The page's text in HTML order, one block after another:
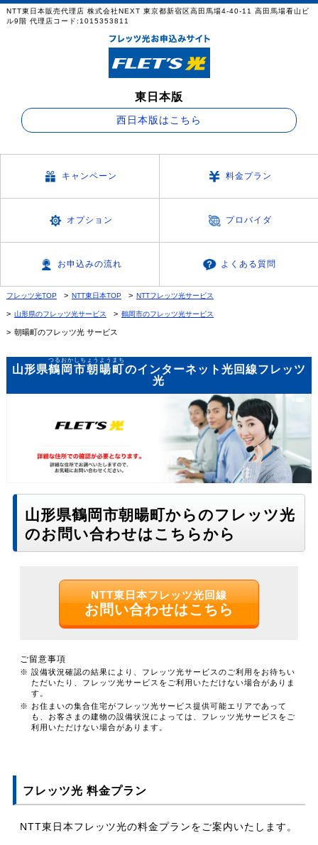
NTT東日本販売代理店 株式会社NEXT 東京都新宿区高田馬場4-40-11 高田馬場看山ビ
ル9階 代理店コード:1015353811
東日本版
西日本版はこちら
キャンペーン 料金プラン
オプション プロバイダ
お申込みの流れ よくある質問
フレッツ光TOP NTT東日本TOP NTTフレッツ光サービス
山形県のフレッツ光サービス 鶴岡市のフレッツ光サービス
朝暘町のフレッツ光 サービス
山形県鶴岡市朝暘町
つるおかしちょうようまち
のインターネット光回線フレッツ
光
山形県鶴岡市朝暘町からのフレッツ光
のお問い合わせはこちらから
NTT東日本フレッツ光回線
お問い合わせはこちら
ご留意事項
※ 設備状況確認の結果により、フレッツ光サービスのご利用をお待ちい
ただいたり、フレッツ光サービスをご利用いただけない場合がありま
す。
※ お住まいの集合住宅がフレッツ光サービス提供可能エリアであって
も、お客さまの建物の設備状況によっては、フレッツ光サービスをご
利用いただけない場合があります。
フレッツ光 料金プラン
NTT東日本フレッツ光の料金プランをご案内いたします。